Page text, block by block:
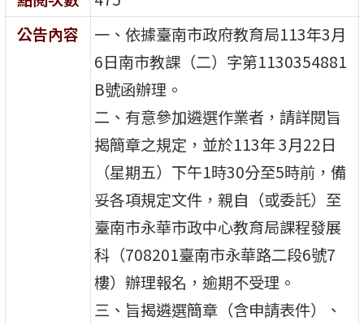
公告內容
一、依據臺南市政府教育局113年3月
6日南市教課（二）字第1130354881
B號函辦理。
二、有意參加遴選作業者，請詳閱旨
揭簡章之規定，並於113年 3月22日
（星期五）下午1時30分至5時前，備
妥各項規定文件，親自（或委託）至
臺南市永華市政中心教育局課程發展
科（708201臺南市永華路二段6號7
樓）辦理報名，逾期不受理。
三、旨揭遴選簡章（含申請表件）、